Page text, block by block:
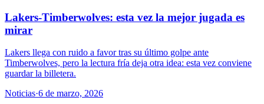
Lakers-Timberwolves: esta vez la mejor jugada es
mirar
Lakers llega con ruido a favor tras su último golpe ante
Timberwolves, pero la lectura fría deja otra idea: esta vez conviene
guardar la billetera.
Noticias·6 de marzo, 2026